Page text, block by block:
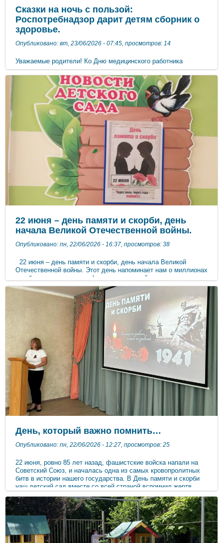
Сказки на ночь с пользой:
Роспотребнадзор дарит детям сборник о
здоровье.
Опубликовано: вт, 23/06/2026 - 07:45, просмотров: 14
Уважаемые родители! Ко Дню медицинского работника
Роспотребнадзор в рамках просветительского проекта
«Санпросвет» подготовил для юных слушателей
замечательный подарок — сборник увлекательных сказок и
рассказов о здоровье. Это всероссийская инициатива, и
принять участие в ней может любой желающий. Материалы
разработаны специалистами ФБУЗ ФЦГиЭ Роспотребнадзора.
В лёгкой и доступной форме дети познакомятся с важными
темами гигиены, заботы о себе и здорового образа жизни. Все
произведения озвучены — тексты читает Альбина Ремнева.
Скачивайте аудио- и текстовые версии совершенно бесплатно
по ссылке: (https://disk.yandex.ru/d/IYq-Vbzpf1kr_w) Приятного
и полезного семейного досуга!
22 июня – день памяти и скорби, день
начала Великой Отечественной войны.
Опубликовано: пн, 22/06/2026 - 16:37, просмотров: 38
22 июня – день памяти и скорби, день начала Великой
Отечественной войны. Этот день напоминает нам о миллионах
погибшим и замученных фашистами людей - солдат, стариков,
женщин и детей. Мы скорбим по всем, кто ценной собственно
жизни выполнил свой долг по защите Родины. В этот день во
всех городах России с болью вспоминают эту страшную
войну. В детском саду были проведены беседы со старшими
дошкольниками «Никто не забыт, ничто не забыто». Дети с
интересом рассматривали иллюстрации о Великой
Отечественной войне и слушали рассказ воспитателя о
героизме советских солдат. В холле детского сада была
организована выставка «Помним!». Наши дети – будущие
хозяева и защитники страны. Проведение таких
мероприятий является важной составляющей патриотического
воспитания дошкольников, формированию любви к Отечеству.
Никто не забыт, ничто не забыто! ***
День, который важно помнить…
Опубликовано: пн, 22/06/2026 - 12:27, просмотров: 25
22 июня, ровно 85 лет назад, фашистские войска напали на
Советский Союз, и началась одна из самых кровопролитных
битв в истории нашего государства. В День памяти и скорби
наш детский сад вместе со всей страной вспомнил жертв
Великой Отечественной войны. Это не просто дата в
календаре. Это день, когда мы говорим с детьми о памяти, о
мире и о том, какой ценой он достался. Дети и сотрудники
почтили минутой памяти тех, кто отдал свою жизнь за мир и
счастье на Земле. В 12.15 весь коллектив нашего сада
присоединился к Всероссийской минуте молчания,